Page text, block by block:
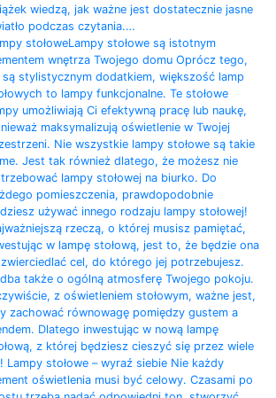
wiedzą, jak ważne jest dostatecznie jasne
podczas czytania.…
stołoweLampy stołowe są istotnym
wnętrza Twojego domu Oprócz tego,
są stylistycznym dodatkiem, większość lamp
to lampy funkcjonalne. Te stołowe
umożliwiają Ci efektywną pracę lub naukę,
maksymalizują oświetlenie w Twojej
Nie wszystkie lampy stołowe są takie
Jest tak również dlatego, że możesz nie
lampy stołowej na biurko. Do
pomieszczenia, prawdopodobnie
używać innego rodzaju lampy stołowej!
rzeczą, o której musisz pamiętać,
w lampę stołową, jest to, że będzie ona
cel, do którego jej potrzebujesz.
także o ogólną atmosferę Twojego pokoju.
z oświetleniem stołowym, ważne jest,
zachować równowagę pomiędzy gustem a
Dlatego inwestując w nową lampę
z której będziesz cieszyć się przez wiele
Lampy stołowe – wyraź siebie Nie każdy
oświetlenia musi być celowy. Czasami po